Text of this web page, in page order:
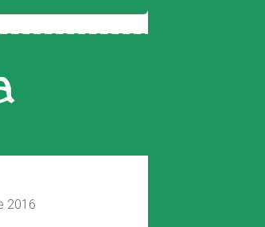
2016